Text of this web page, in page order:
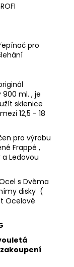
pro
ml. , je
sklenice
12,5 - 18
pro výrobu
Frappé ,
a Ledovou
s Dvěma
disky (
Ocelové